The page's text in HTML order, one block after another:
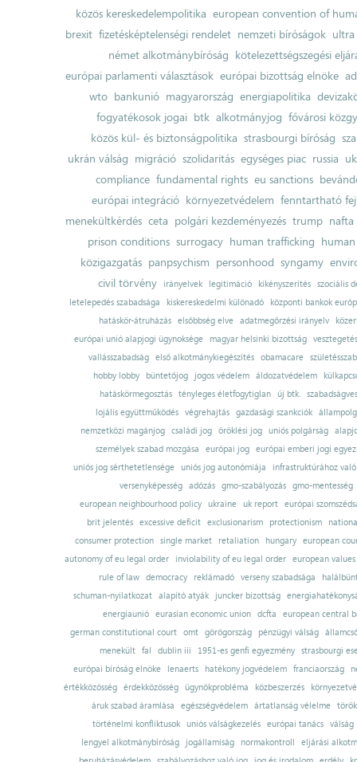
közös kereskedelempolitika european convention of
brexit fizetésképtelenségi rendelet nemzeti bíróságok ultra
német alkotmánybíróság kötelezettségszegési
európai parlamenti választások európai bizottság elnöke
wto bankunió magyarország energiapolitika
fogyatékosok jogai btk alkotmányjog fővárosi
közös kül- és biztonságpolitika strasbourgi bíróság
ukrán válság migráció szolidaritás egységes piac russia
compliance fundamental rights eu sanctions
európai integráció környezetvédelem fenntartható
menekültkérdés ceta polgári kezdeményezés trump nafta
prison conditions surrogacy human trafficking
közigazgatás panpsychism personhood syngamy
civil törvény
irányelvek legitimáció kikényszerítés szociális
letelepedés szabadsága
kiskereskedelmi különadó
központi bankok
hatáskör-átruházás
elsőbbség elve adatmegőrzési irányelv
európai unió alapjogi ügynoksége
magyar helsinki bizottság
vesztegetés
vallásszabadság
első alkotmánykiegészítés obamacare
hobby lobby
büntetőjog jogos védelem áldozatvédelem
hatáskörmegosztás tényleges életfogytiglan új btk.
lojális együttműködés
végrehajtás gazdasági szankciók
nemzetközi magánjog
családi jog öröklési jog uniós polgárság
személyek szabad mozgása
európai jog európai emberi jogi
uniós jog sérthetetlensége uniós jog autonómiája
infrastruktúrához
versenyképesség adózás gmo-szabályozás gmo-mentesség
european neighbourhood policy
ukraine uk report
európai
brit jelentés excessive deficit exclusionarism protectionism
consumer protection
single market retaliation hungary
european
autonomy of eu legal order
inviolability of eu legal order
european values
rule of law
democracy reklámadó verseny szabadsága
schuman-nyilatkozat alapító atyák juncker bizottság
energiaunió eurasian economic union dcfta
european central
german constitutional court
omt görögország pénzügyi válság
menekült
fal dublin iii 1951-es genfi egyezmény
strasbourgi
európai bíróság elnöke
lenaerts hatékony jogvédelem franciaország
értékközösség
érdekközösség ügynökprobléma közbeszerzés
áruk szabad áramlása
egészségvédelem ártatlanság vélelme
történelmi konfliktusok uniós válságkezelés európai tanács válság
lengyel alkotmánybíróság
jogállamiság normakontroll
eljárási